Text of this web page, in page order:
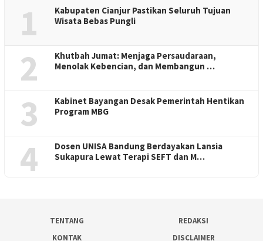
1
Kabupaten Cianjur Pastikan Seluruh Tujuan
Wisata Bebas Pungli
2
Khutbah Jumat: Menjaga Persaudaraan,
Menolak Kebencian, dan Membangun …
3
Kabinet Bayangan Desak Pemerintah Hentikan
Program MBG
4
Dosen UNISA Bandung Berdayakan Lansia
Sukapura Lewat Terapi SEFT dan M…
TENTANG
REDAKSI
KONTAK
DISCLAIMER